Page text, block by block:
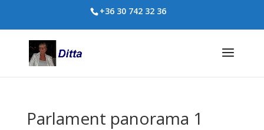
+36 30 742 32 36
Parlament panorama 1